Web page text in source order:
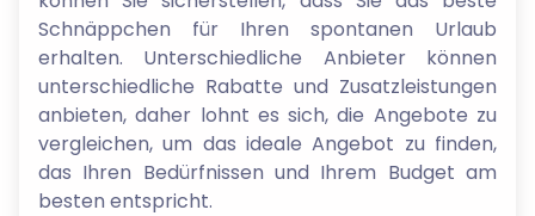
Schnäppchen für Ihren spontanen Urlaub
erhalten. Unterschiedliche Anbieter können
unterschiedliche Rabatte und Zusatzleistungen
anbieten, daher lohnt es sich, die Angebote zu
vergleichen, um das ideale Angebot zu finden,
das Ihren Bedürfnissen und Ihrem Budget am
besten entspricht.